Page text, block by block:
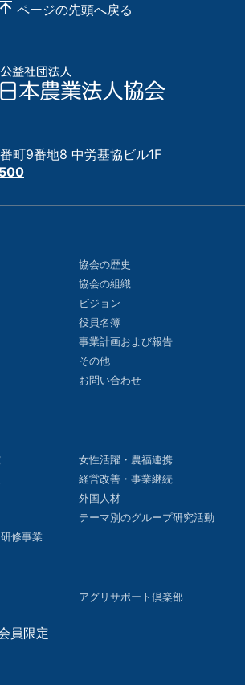
ページの先頭へ戻る
町9番地8 中労基協ビル1F
協会の歴史
協会の組織
ビジョン
役員名簿
事業計画および報告
その他
お問い合わせ
女性活躍・農福連携
経営改善・事業継続
外国人材
テーマ別のグループ研究活動
修事業
アグリサポート倶楽部
員限定